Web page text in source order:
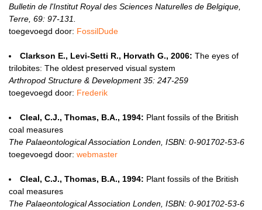
Bulletin de l'Institut Royal des Sciences Naturelles de Belgique,
Terre, 69: 97-131.
toegevoegd door: FossilDude
Clarkson E., Levi-Setti R., Horvath G., 2006: The eyes of
trilobites: The oldest preserved visual system
Arthropod Structure & Development 35: 247-259
toegevoegd door: Frederik
Cleal, C.J., Thomas, B.A., 1994: Plant fossils of the British
coal measures
The Palaeontological Association Londen, ISBN: 0-901702-53-6
toegevoegd door: webmaster
Cleal, C.J., Thomas, B.A., 1994: Plant fossils of the British
coal measures
The Palaeontological Association Londen, ISBN: 0-901702-53-6